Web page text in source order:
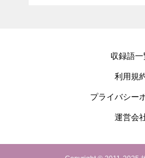
収録語一
利用規
プライバシー
運営会